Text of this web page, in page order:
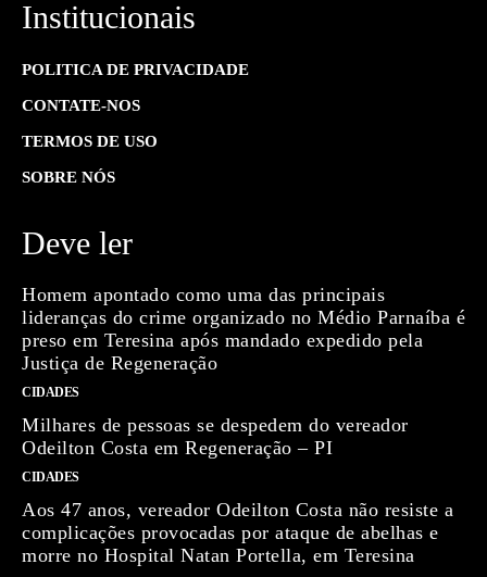
Institucionais
POLITICA DE PRIVACIDADE
CONTATE-NOS
TERMOS DE USO
SOBRE NÓS
Deve ler
Homem apontado como uma das principais
lideranças do crime organizado no Médio Parnaíba é
preso em Teresina após mandado expedido pela
Justiça de Regeneração
CIDADES
Milhares de pessoas se despedem do vereador
Odeilton Costa em Regeneração – PI
CIDADES
Aos 47 anos, vereador Odeilton Costa não resiste a
complicações provocadas por ataque de abelhas e
morre no Hospital Natan Portella, em Teresina